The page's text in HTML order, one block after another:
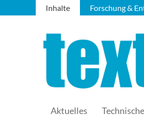
Inhalte Forschung &
Aktuelles